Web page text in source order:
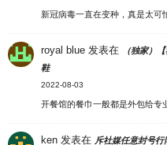
新冠病毒一直在变种，真是太可
royal blue 发表在
（独家）
鞋
2022-08-03
开餐馆的餐巾一般都是外包给专
ken 发表在 斥社媒任意封号